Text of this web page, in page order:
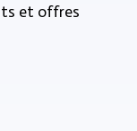
et offres